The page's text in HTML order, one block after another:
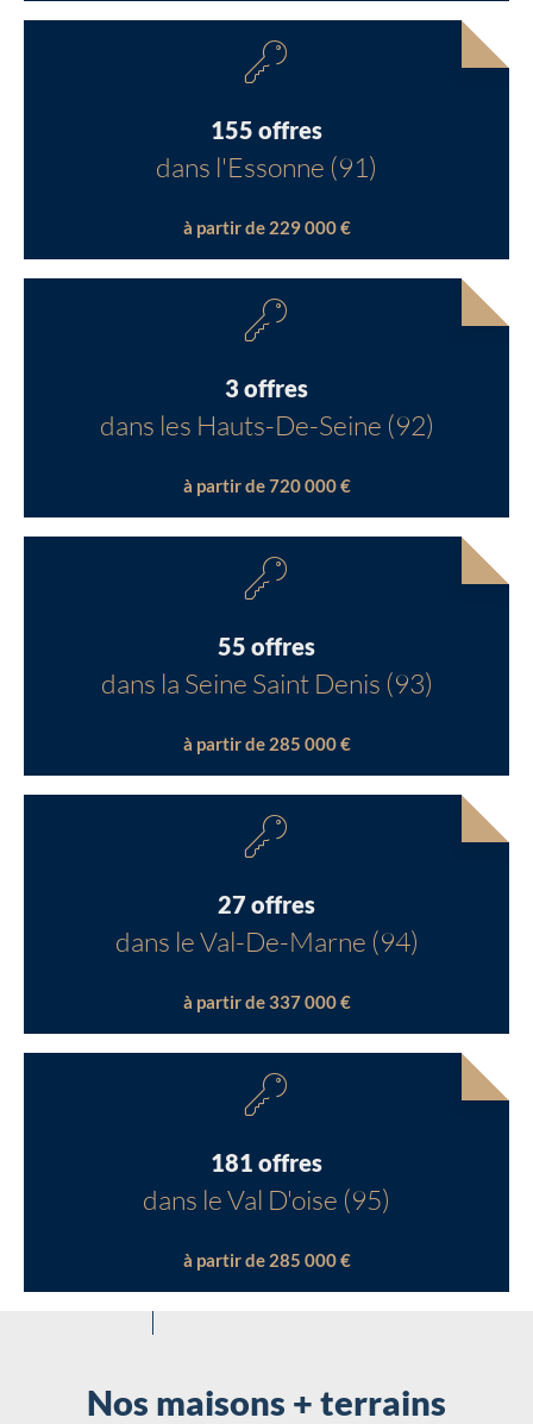
155 offres
dans l'Essonne (91)
à partir de 229 000 €
3 offres
dans les Hauts-De-Seine (92)
à partir de 720 000 €
55 offres
dans la Seine Saint Denis (93)
à partir de 285 000 €
27 offres
dans le Val-De-Marne (94)
à partir de 337 000 €
181 offres
dans le Val D'oise (95)
à partir de 285 000 €
Nos maisons + terrains